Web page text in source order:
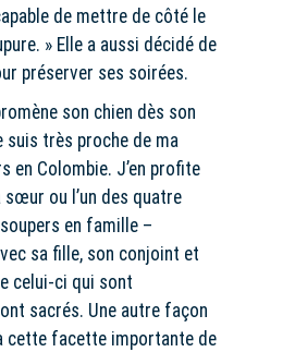
de mettre de côté le
» Elle a aussi décidé de
préserver ses soirées.
son chien dès son
suis très proche de ma
en Colombie. J’en profite
ou l’un des quatre
en famille –
sa fille, son conjoint et
celui-ci qui sont
sacrés. Une autre façon
cette facette importante de